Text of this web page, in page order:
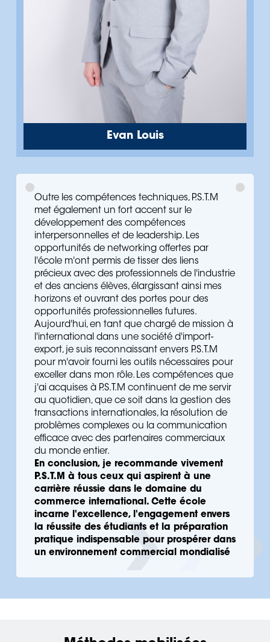
Evan Louis
Outre les compétences techniques, P.S.T.M
met également un fort accent sur le
développement des compétences
interpersonnelles et de leadership. Les
opportunités de networking offertes par
l'école m'ont permis de tisser des liens
précieux avec des professionnels de l'industrie
et des anciens élèves, élargissant ainsi mes
horizons et ouvrant des portes pour des
opportunités professionnelles futures.
Aujourd'hui, en tant que chargé de mission à
l'international dans une société d'import-
export, je suis reconnaissant envers P.S.T.M
pour m'avoir fourni les outils nécessaires pour
exceller dans mon rôle. Les compétences que
j'ai acquises à P.S.T.M continuent de me servir
au quotidien, que ce soit dans la gestion des
transactions internationales, la résolution de
problèmes complexes ou la communication
efficace avec des partenaires commerciaux
du monde entier.
En conclusion, je recommande vivement
P.S.T.M à tous ceux qui aspirent à une
carrière réussie dans le domaine du
commerce international. Cette école
incarne l'excellence, l'engagement envers
la réussite des étudiants et la préparation
pratique indispensable pour prospérer dans
un environnement commercial mondialisé